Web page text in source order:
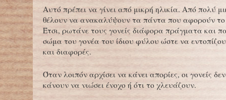
Αυτό πρέπει να γίνει από μικρή ηλικία. Από πολύ
θέλουν να ανακαλύψουν τα πάντα που αφορούν
Έτσι, ρωτάνε τους γονείς διάφορα πράγματα και
σώμα του γονέα του ίδιου φύλου ώστε να
και διαφορές.
Όταν λοιπόν αρχίσει να κάνει απορίες, οι γονείς
κάνουν να νιώσει ένοχο ή ότι το χλευάζουν.